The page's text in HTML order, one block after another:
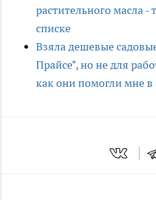
растительного масла
списке
Взяла дешевые
Прайсе", но не для
как они помогли мне в